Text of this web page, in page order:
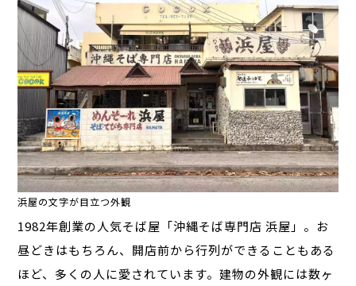
浜屋の文字が目立つ外観
1982年創業の人気そば屋「沖縄そば専門店 浜屋」。お
昼どきはもちろん、開店前から行列ができることもある
ほど、多くの人に愛されています。建物の外観には数ヶ